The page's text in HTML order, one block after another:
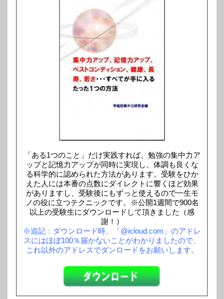
「ある1つのこと」だけ実践すれば、勉強の集中力ア
ップと記憶力アップが同時に実現し、体調も良くな
る科学的に認められた方法があります。受験をひか
えた人には本番の点数にダイレクトに響くほど効果
がありますし、受験後にもずっと使えるので一生モ
ノの役に立つテクニックです。※公開1週間で900名
以上の受験生にダウンロードして頂きました（感
謝！）
※追記：ダウンロード時、「@icloud.com」のアドレ
スにはほぼ100％届かないことがわかりましたので、
これ以外のアドレスでダンロードをお願いします。